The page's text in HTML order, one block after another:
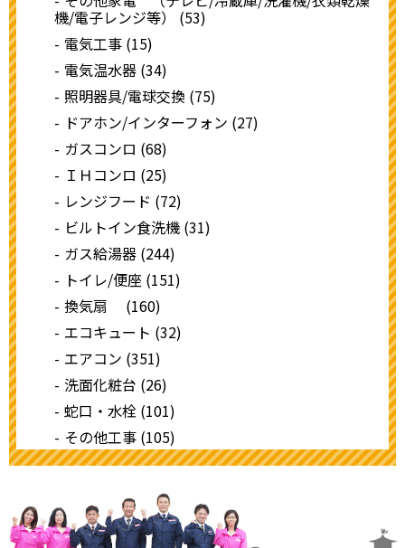
機/電子レンジ等） (53)
電気工事 (15)
電気温水器 (34)
照明器具/電球交換 (75)
ドアホン/インターフォン (27)
ガスコンロ (68)
ＩＨコンロ (25)
レンジフード (72)
ビルトイン食洗機 (31)
ガス給湯器 (244)
トイレ/便座 (151)
換気扇 (160)
エコキュート (32)
エアコン (351)
洗面化粧台 (26)
蛇口・水栓 (101)
その他工事 (105)